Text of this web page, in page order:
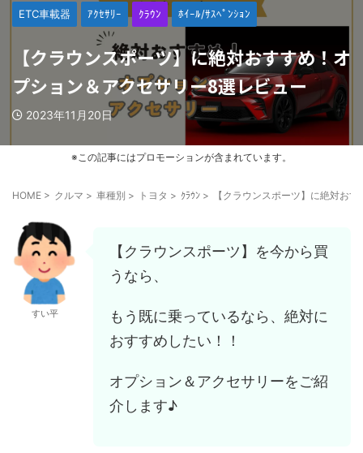
ETC車載器 ｱｸｾｻﾘｰ ｸﾗｳﾝ ﾎｲｰﾙ/ｻｽﾍﾟﾝｼｮﾝ
【クラウンスポーツ】に絶対おすすめ！オ
プション＆アクセサリー8選レビュー
2023年11月20日
※この記事にはプロモーションが含まれています。
HOME > クルマ > 車種別 > トヨタ > ｸﾗｳﾝ > 【クラウンスポーツ】に絶対お
すい平
【クラウンスポーツ】を今から買
うなら、
もう既に乗っているなら、絶対に
おすすめしたい！！
オプション＆アクセサリーをご紹
介します♪